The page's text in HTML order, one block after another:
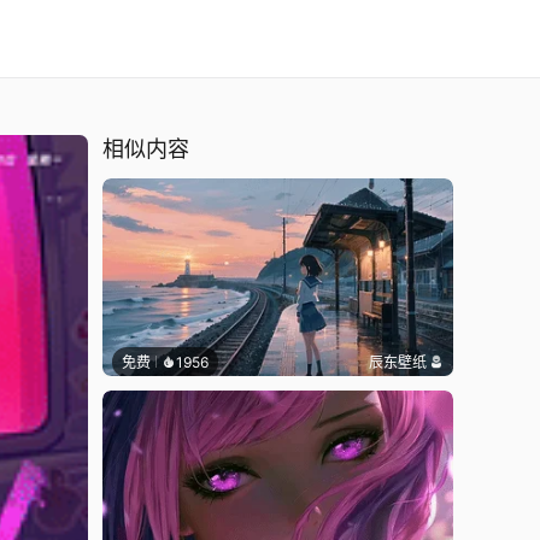
相似内容
免费 1956 辰东壁纸